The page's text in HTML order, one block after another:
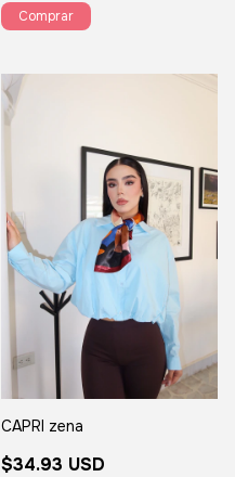
Comprar
CAPRI zena
$34.93 USD